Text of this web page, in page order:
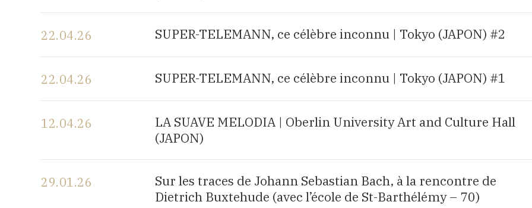
22.04.26 SUPER-TELEMANN, ce célèbre inconnu | Tokyo (JAPON) #2
22.04.26 SUPER-TELEMANN, ce célèbre inconnu | Tokyo (JAPON) #1
12.04.26
LA SUAVE MELODIA | Oberlin University Art and Culture Hall
(JAPON)
29.01.26
Sur les traces de Johann Sebastian Bach, à la rencontre de
Dietrich Buxtehude (avec l’école de St-Barthélémy – 70)